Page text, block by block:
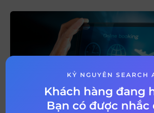
KỶ NGUYÊN SEARCH
Khách hàng đang
Bạn có được nhắc